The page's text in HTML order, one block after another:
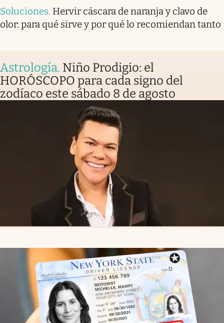
Soluciones. Hervir cáscara de naranja y clavo de
olor: para qué sirve y por qué lo recomiendan tanto
Astrología. Niño Prodigio: el
HORÓSCOPO para cada signo del
zodíaco este sábado 8 de agosto